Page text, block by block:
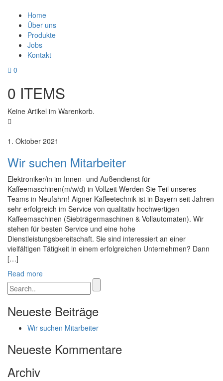
Home
Über uns
Produkte
Jobs
Kontakt
0
0 ITEMS
Keine Artikel im Warenkorb.
1. Oktober 2021
Wir suchen Mitarbeiter
Elektroniker/in im Innen- und Außendienst für
Kaffeemaschinen(m/w/d) in Vollzeit Werden Sie Teil unseres
Teams in Neufahrn! Aigner Kaffeetechnik ist in Bayern seit Jahren
sehr erfolgreich im Service von qualitativ hochwertigen
Kaffeemaschinen (Siebträgermaschinen & Vollautomaten). Wir
stehen für besten Service und eine hohe
Dienstleistungsbereitschaft. Sie sind interessiert an einer
vielfältigen Tätigkeit in einem erfolgreichen Unternehmen? Dann
[…]
Read more
Neueste Beiträge
Wir suchen Mitarbeiter
Neueste Kommentare
Archiv